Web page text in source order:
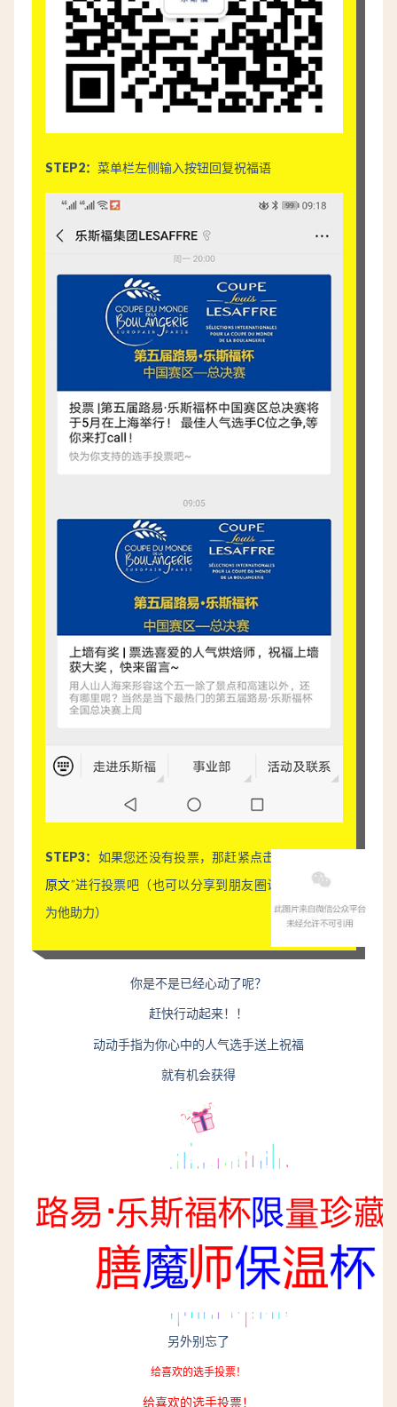
STEP2： 菜单栏左侧输入按钮回复祝福语
STEP3： 如果您还没有投票，那赶紧点击底部的
原文”进行投票吧（也可以分享到朋友圈让更多的好友
为他助力）
你是不是已经心动了呢？
赶快行动起来！！
动动手指为你心中的人气选手送上祝福
就有机会获得
另外别忘了
给喜欢的选手投票！
给喜欢的选手投票！